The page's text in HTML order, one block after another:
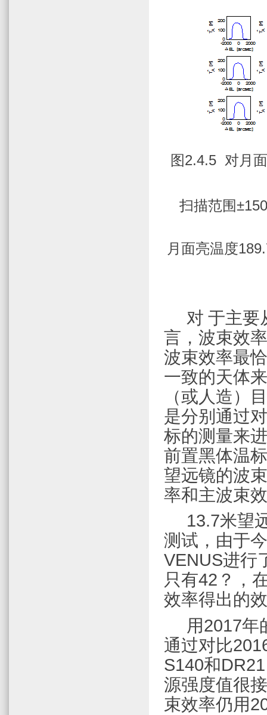
图2.4.5 对月
扫描范围
月面亮温度
对 于主要
言，波束效
波束效率最
一致的天体
（或人造）
是分别通过
标的测量来
前置黑体温
望远镜的波
率和主波束
13.7米望
测试，由于
VENUS进行
只有42 ？
，
效率得出的
用2017年
通过对比
S140和DR21
源强度值很
束效率仍用